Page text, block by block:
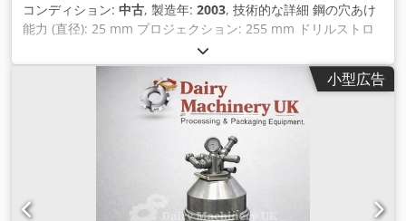
コンディション: 中古, 製造年: 2003, 技術的な詳細 鋼の穴あけ
能力 (直径): 25 mm プロジェクション: 255 mm ドリルストロ
ーク: 140 mm スピンドルホルダー MK: MK 3 主軸回転数：
105 - 2980 / 8ステップrpm スピンドル/テーブル最大距離: 最
小: 350 / 最大: 950 mm テーブルクランプ面: 420 x 270 mm テ
ーブル回転: 360 テーブル旋回：約30°左右 ドリルテーブル調
整：600マニュアルmm コラム直径: 100 mm アンペア数：
400 V / 50 Hz A 総所要電力: 0.9 kW 機械重量 約 180 kg 機械寸
法 約LxWxH：0.6 x 0.5 x 1.8 m 装備 レームクイックアクショ
ンチャック 3 - 16 mm ねじ切り用時計回り/反時計回り回転切
替式 Dedpfxeu Idhyj Afnock *
小型広告